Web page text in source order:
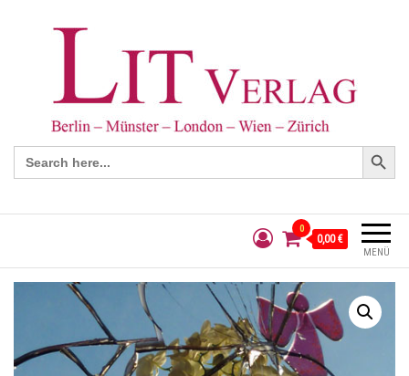
Search
for:
Search Button
MENÜ
0
0,00 €